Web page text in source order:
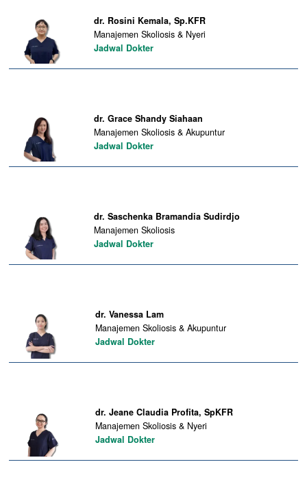
dr. Rosini Kemala, Sp.KFR
Manajemen Skoliosis & Nyeri
Jadwal Dokter
dr. Grace Shandy Siahaan
Manajemen Skoliosis & Akupuntur
Jadwal Dokter
dr. Saschenka Bramandia Sudirdjo
Manajemen Skoliosis
Jadwal Dokter
dr. Vanessa Lam
Manajemen Skoliosis & Akupuntur
Jadwal Dokter
dr. Jeane Claudia Profita, SpKFR
Manajemen Skoliosis & Nyeri
Jadwal Dokter